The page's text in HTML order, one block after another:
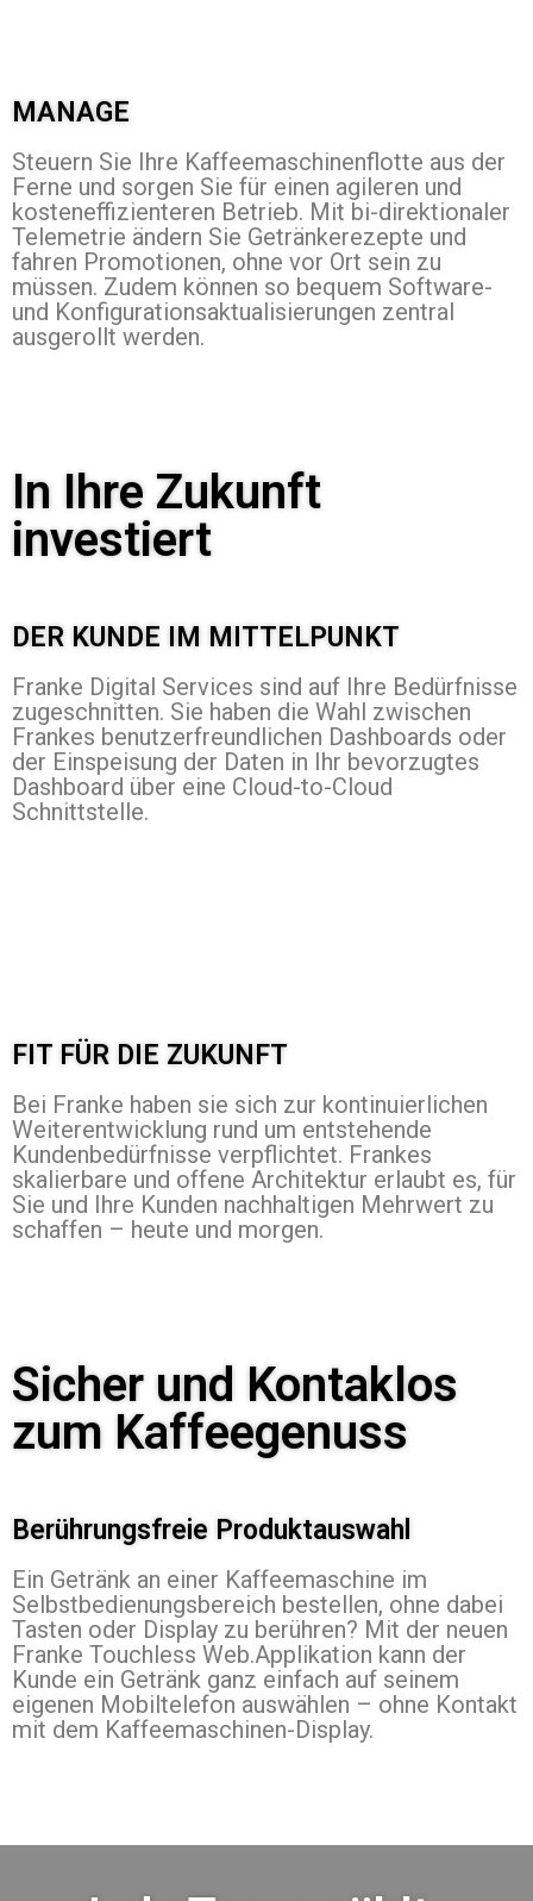
MANAGE
Steuern Sie Ihre Kaffeemaschinenflotte aus der
Ferne und sorgen Sie für einen agileren und
kosteneffizienteren Betrieb. Mit bi-direktionaler
Telemetrie ändern Sie Getränkerezepte und
fahren Promotionen, ohne vor Ort sein zu
müssen. Zudem können so bequem Software-
und Konfigurationsaktualisierungen zentral
ausgerollt werden.
In Ihre Zukunft
investiert
DER KUNDE IM MITTELPUNKT
Franke Digital Services sind auf Ihre Bedürfnisse
zugeschnitten. Sie haben die Wahl zwischen
Frankes benutzerfreundlichen Dashboards oder
der Einspeisung der Daten in Ihr bevorzugtes
Dashboard über eine Cloud-to-Cloud
Schnittstelle.
FIT FÜR DIE ZUKUNFT
Bei Franke haben sie sich zur kontinuierlichen
Weiterentwicklung rund um entstehende
Kundenbedürfnisse verpflichtet. Frankes
skalierbare und offene Architektur erlaubt es, für
Sie und Ihre Kunden nachhaltigen Mehrwert zu
schaffen – heute und morgen.
Sicher und Kontaklos
zum Kaffeegenuss
Berührungsfreie Produktauswahl
Ein Getränk an einer Kaffeemaschine im
Selbstbedienungsbereich bestellen, ohne dabei
Tasten oder Display zu berühren? Mit der neuen
Franke Touchless Web.Applikation kann der
Kunde ein Getränk ganz einfach auf seinem
eigenen Mobiltelefon auswählen – ohne Kontakt
mit dem Kaffeemaschinen-Display.